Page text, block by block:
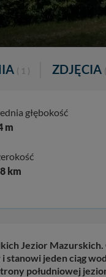
( 1 ) ZDJĘCIA
głębokość
m
km
Jezior
jeden ciąg
południowej